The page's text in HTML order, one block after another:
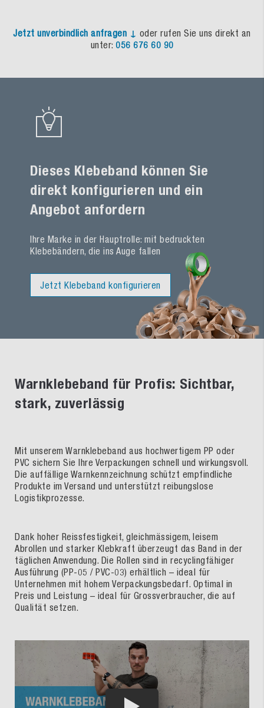
Jetzt unverbindlich anfragen ↓ oder rufen Sie uns direkt an
unter: 056 676 60 90
Dieses Klebeband können Sie
direkt konfigurieren und ein
Angebot anfordern
Ihre Marke in der Hauptrolle: mit bedruckten
Klebebändern, die ins Auge fallen
Jetzt Klebeband konfigurieren
Warnklebeband für Profis: Sichtbar,
stark, zuverlässig
Mit unserem Warnklebeband aus hochwertigem PP oder
PVC sichern Sie Ihre Verpackungen schnell und wirkungsvoll.
Die auffällige Warnkennzeichnung schützt empfindliche
Produkte im Versand und unterstützt reibungslose
Logistikprozesse.
Dank hoher Reissfestigkeit, gleichmässigem, leisem
Abrollen und starker Klebkraft überzeugt das Band in der
täglichen Anwendung. Die Rollen sind in recyclingfähiger
Ausführung (PP-05 / PVC-03) erhältlich – ideal für
Unternehmen mit hohem Verpackungsbedarf. Optimal in
Preis und Leistung – ideal für Grossverbraucher, die auf
Qualität setzen.